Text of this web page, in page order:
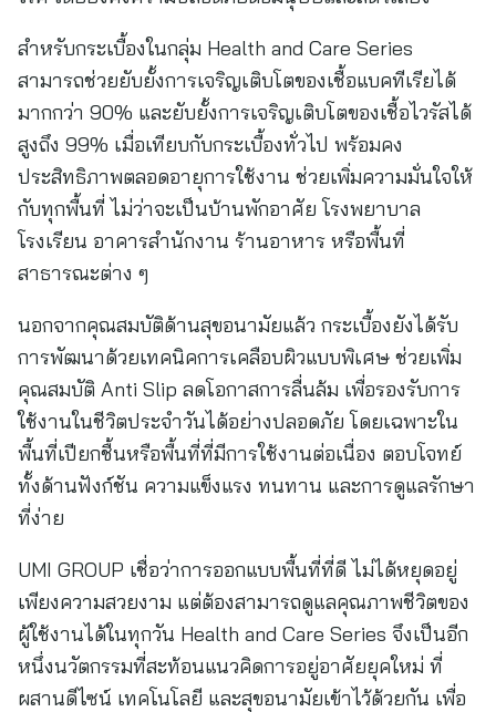
สำหรับกระเบื้องในกลุ่ม Health and Care Series
สามารถช่วยยับยั้งการเจริญเติบโตของเชื้อแบคทีเรียได้
มากกว่า 90% และยับยั้งการเจริญเติบโตของเชื้อไวรัสได้
สูงถึง 99% เมื่อเทียบกับกระเบื้องทั่วไป พร้อมคง
ประสิทธิภาพตลอดอายุการใช้งาน ช่วยเพิ่มความมั่นใจให้
กับทุกพื้นที่ ไม่ว่าจะเป็นบ้านพักอาศัย โรงพยาบาล
โรงเรียน อาคารสำนักงาน ร้านอาหาร หรือพื้นที่
สาธารณะต่าง ๆ
นอกจากคุณสมบัติด้านสุขอนามัยแล้ว กระเบื้องยังได้รับ
การพัฒนาด้วยเทคนิคการเคลือบผิวแบบพิเศษ ช่วยเพิ่ม
คุณสมบัติ Anti Slip ลดโอกาสการลื่นล้ม เพื่อรองรับการ
ใช้งานในชีวิตประจำวันได้อย่างปลอดภัย โดยเฉพาะใน
พื้นที่เปียกชื้นหรือพื้นที่ที่มีการใช้งานต่อเนื่อง ตอบโจทย์
ทั้งด้านฟังก์ชัน ความแข็งแรง ทนทาน และการดูแลรักษา
ที่ง่าย
UMI GROUP เชื่อว่าการออกแบบพื้นที่ที่ดี ไม่ได้หยุดอยู่
เพียงความสวยงาม แต่ต้องสามารถดูแลคุณภาพชีวิตของ
ผู้ใช้งานได้ในทุกวัน Health and Care Series จึงเป็นอีก
หนึ่งนวัตกรรมที่สะท้อนแนวคิดการอยู่อาศัยยุคใหม่ ที่
ผสานดีไซน์ เทคโนโลยี และสุขอนามัยเข้าไว้ด้วยกัน เพื่อ